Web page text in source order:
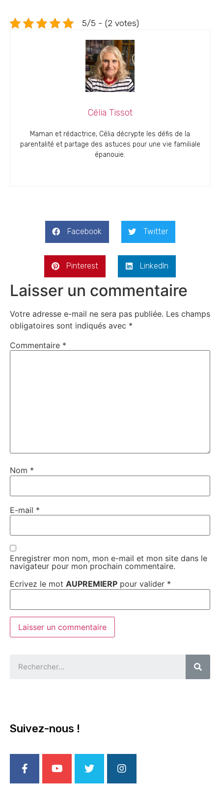
5/5 - (2 votes)
Célia Tissot
Maman et rédactrice, Célia décrypte les défis de la
parentalité et partage des astuces pour une vie familiale
épanouie.
Facebook Twitter
Pinterest LinkedIn
Laisser un commentaire
Votre adresse e-mail ne sera pas publiée. Les champs
obligatoires sont indiqués avec *
Commentaire *
Nom *
E-mail *
Enregistrer mon nom, mon e-mail et mon site dans le
navigateur pour mon prochain commentaire.
Ecrivez le mot AUPREMIERP pour valider *
Suivez-nous !